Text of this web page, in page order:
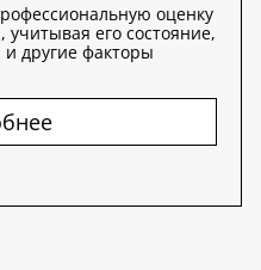
оценку
учитывая его состояние,
другие факторы